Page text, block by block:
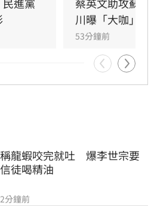
超高人氣之外，新北更是她
度在此橫掃百萬票，有望
川曝「大咖」應
53分鐘前
稱龍蝦咬完就吐　爆李世宗要
信徒喝精油
2分鐘前